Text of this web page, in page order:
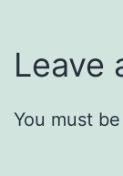
Leave
You must be